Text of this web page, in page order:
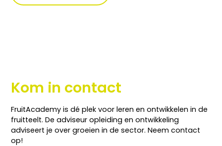
Kom in contact
FruitAcademy is dé plek voor leren en ontwikkelen in de
fruitteelt. De adviseur opleiding en ontwikkeling
adviseert je over groeien in de sector. Neem contact
op!